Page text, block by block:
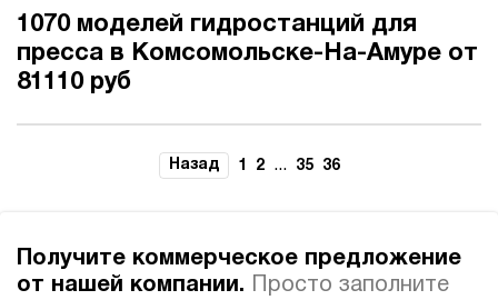
1070 моделей гидростанций для
пресса в Комсомольске-На-Амуре от
81110 руб
Назад 1 2 ... 35 36
Получите коммерческое предложение
от нашей компании.
Просто заполните